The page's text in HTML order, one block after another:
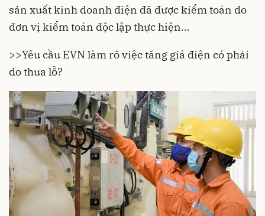
sản xuất kinh doanh điện đã được kiểm toán do
đơn vị kiểm toán độc lập thực hiện…
>>Yêu cầu EVN làm rõ việc tăng giá điện có phải
do thua lỗ?